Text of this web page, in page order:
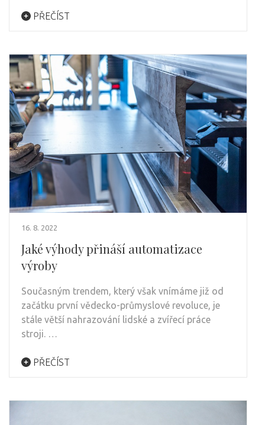
PŘEČÍST
16. 8. 2022
Jaké výhody přináší automatizace
výroby
Současným trendem, který však vnímáme již od
začátku první vědecko-průmyslové revoluce, je
stále větší nahrazování lidské a zvířecí práce
stroji. …
PŘEČÍST